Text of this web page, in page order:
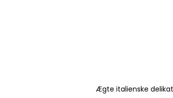
Ægte italienske